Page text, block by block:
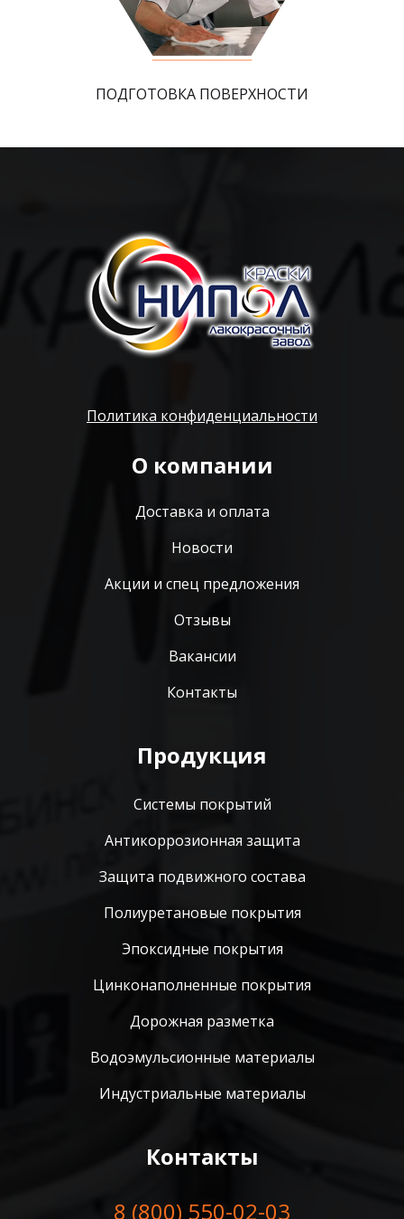
ПОДГОТОВКА ПОВЕРХНОСТИ
Политика конфиденциальности
О компании
Доставка и оплата
Новости
Акции и спец предложения
Отзывы
Вакансии
Контакты
Продукция
Системы покрытий
Антикоррозионная защита
Защита подвижного состава
Полиуретановые покрытия
Эпоксидные покрытия
Цинконаполненные покрытия
Дорожная разметка
Водоэмульсионные материалы
Индустриальные материалы
Контакты
8 (800) 550-02-03